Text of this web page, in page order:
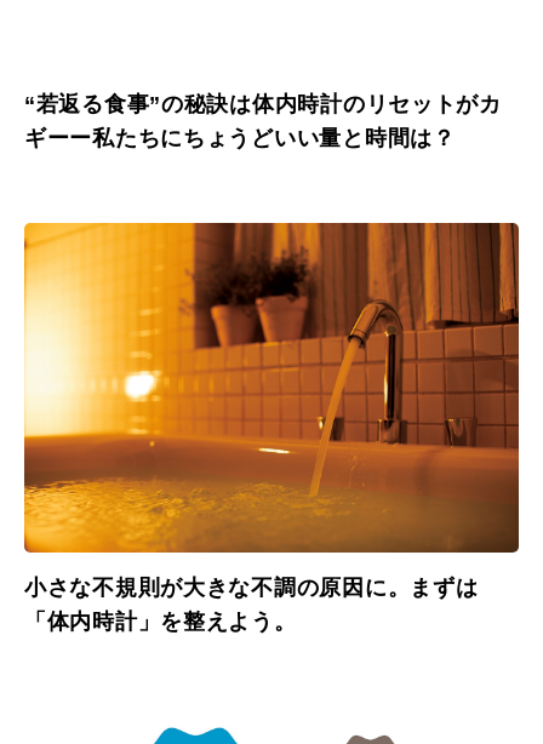
“若返る食事”の秘訣は体内時計のリセットがカ
ギーー私たちにちょうどいい量と時間は？
小さな不規則が大きな不調の原因に。まずは
「体内時計」を整えよう。